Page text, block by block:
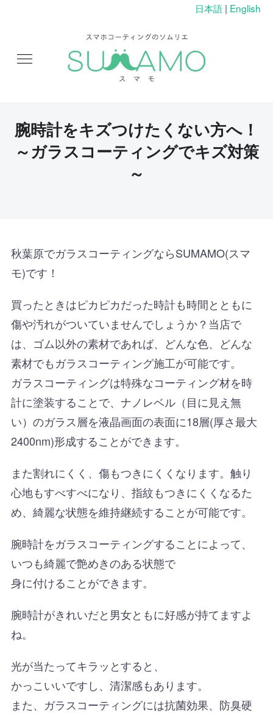
日本語 | English
腕時計をキズつけたくない方へ！
～ガラスコーティングでキズ対策
～
秋葉原でガラスコーティングならSUMAMO(スマ
モ)です！
買ったときはピカピカだった時計も時間とともに
傷や汚れがついていませんでしょうか？当店で
は、ゴム以外の素材であれば、どんな色、どんな
素材でもガラスコーティング施工が可能です。
ガラスコーティングは特殊なコーティング材を時
計に塗装することで、ナノレベル（目に見え無
い）のガラス層を液晶画面の表面に18層(厚さ最大
2400nm)形成することができます。
また割れにくく、傷もつきにくくなります。触り
心地もすべすべになり、指紋もつきにくくなるた
め、綺麗な状態を維持継続することが可能です。
腕時計をガラスコーティングすることによって、
いつも綺麗で艶めきのある状態で
身に付けることができます。
腕時計がきれいだと男女ともに好感が持てますよ
ね。
光が当たってキラッとすると、
かっこいいですし、清潔感もあります。
また、ガラスコーティングには抗菌効果、防臭硬